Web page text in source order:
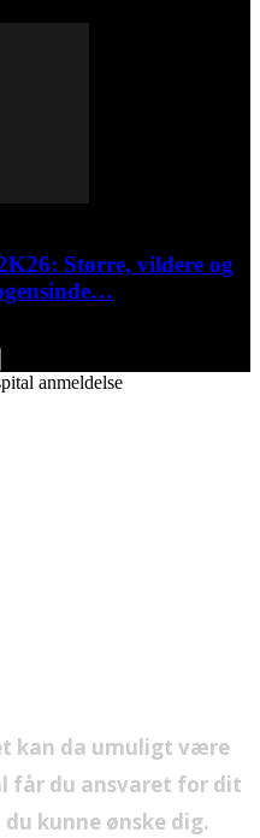
Større, vildere og
anmeldelse
kan da umuligt være
får du ansvaret for dit
kunne ønske dig.